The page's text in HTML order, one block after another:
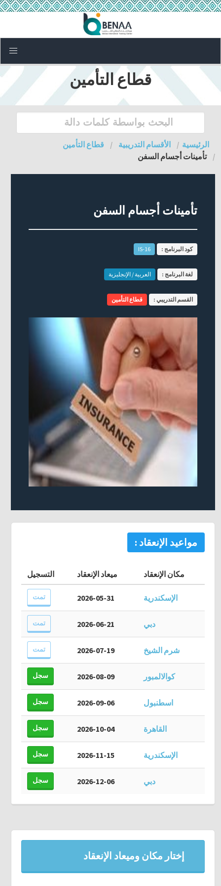
قطاع التأمين
الرئيسية الأقسام التدريبية
قطاع التأمين
تأمينات أجسام السفن
تأمينات أجسام السفن
كود البرنامج : IS-16
لغة البرنامج : العربية / الإنجليزية
القسم التدريبي : قطاع التأمين
مواعيد الإنعقاد :
مكان الإنعقاد ميعاد الإنعقاد التسجيل
الإسكندرية 2026-05-31 تمت
دبي 2026-06-21 تمت
شرم الشيخ 2026-07-19 تمت
كوالالمبور 2026-08-09 سجل
اسطنبول 2026-09-06 سجل
القاهرة 2026-10-04 سجل
الإسكندرية 2026-11-15 سجل
دبي 2026-12-06 سجل
إختار مكان وميعاد الإنعقاد